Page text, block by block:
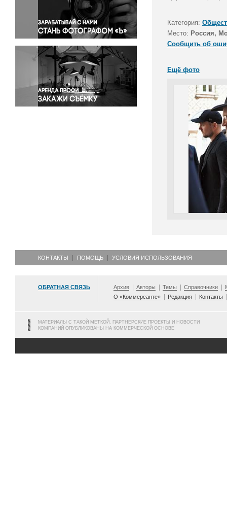
Правосудие
Происшествия и конфликты
Религия
Светская жизнь
Спорт
Экология
Экономика и бизнес
Категория:
Место: Россия,
Сообщить об
Ещё фото
КОНТАКТЫ ПОМОЩЬ УСЛОВИЯ ИСПОЛЬЗОВАНИЯ
ОБРАТНАЯ СВЯЗЬ Архив Авторы Темы Справочники
О «Коммерсанте»
Редакция Контакты
МАТЕРИАЛЫ С ТАКОЙ МЕТКОЙ, ПАРТНЕРСКИЕ ПРОЕКТЫ И НОВОСТИ
КОМПАНИЙ ОПУБЛИКОВАНЫ НА КОММЕРЧЕСКОЙ ОСНОВЕ